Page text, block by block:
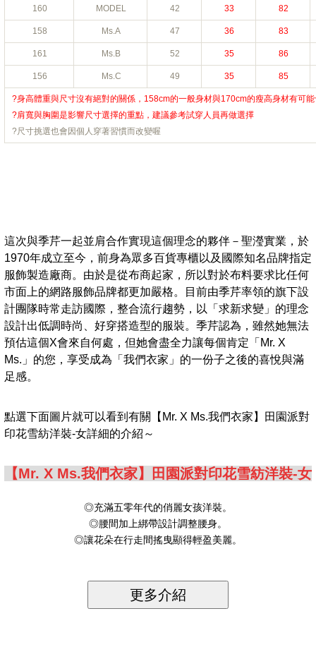
160 MODEL 42 33 82
158 Ms.A 47 36 83
161 Ms.B 52 35 86
156 Ms.C 49 35 85
?身高體重與尺寸沒有絕對的關係，158cm的一般身材與170cm的瘦高身材有可
?肩寬與胸圍是影響尺寸選擇的重點，建議參考試穿人員再做選擇
?尺寸挑選也會因個人穿著習慣而改變喔
這次與季芹一起並肩合作實現這個理念的夥伴－聖瀅實業，於
1970年成立至今，前身為眾多百貨專櫃以及國際知名品牌指定
服飾製造廠商。由於是從布商起家，所以對於布料要求比任何
市面上的網路服飾品牌都更加嚴格。目前由季芹率領的旗下設
計團隊時常走訪國際，整合流行趨勢，以「求新求變」的理念
設計出低調時尚、好穿搭造型的服裝。季芹認為，雖然她無法
預估這個X會來自何處，但她會盡全力讓每個肯定「Mr. X
Ms.」的您，享受成為「我們衣家」的一份子之後的喜悅與滿
足感。
點選下面圖片就可以看到有關【Mr. X Ms.我們衣家】田園派對
印花雪紡洋裝-女詳細的介紹～
【Mr. X Ms.我們衣家】田園派對印花雪紡洋裝-女
◎充滿五零年代的俏麗女孩洋裝。
◎腰間加上綁帶設計調整腰身。
◎讓花朵在行走間搖曳顯得輕盈美麗。